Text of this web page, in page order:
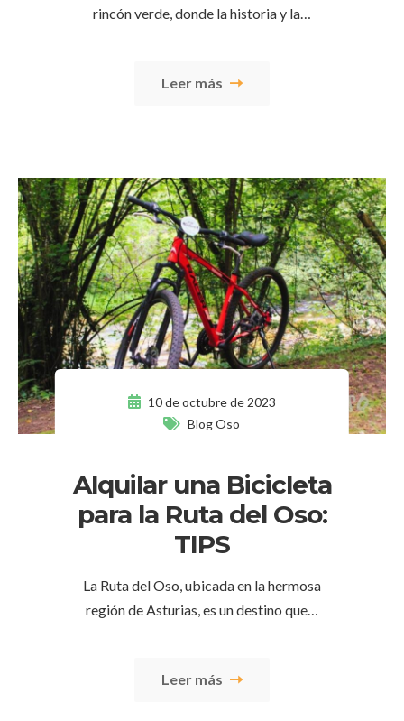
rincón verde, donde la historia y la…
Leer más
10 de octubre de 2023
Blog Oso
Alquilar una Bicicleta
para la Ruta del Oso:
TIPS
La Ruta del Oso, ubicada en la hermosa
región de Asturias, es un destino que…
Leer más